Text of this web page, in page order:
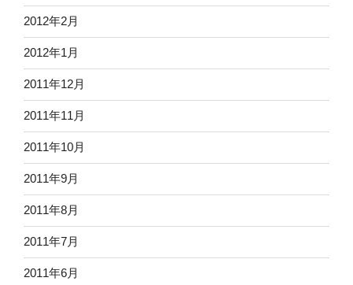
2012年2月
2012年1月
2011年12月
2011年11月
2011年10月
2011年9月
2011年8月
2011年7月
2011年6月